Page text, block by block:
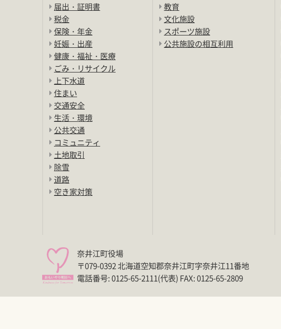
届出・証明書
税金
保険・年金
妊娠・出産
健康・福祉・医療
ごみ・リサイクル
上下水道
住まい
交通安全
生活・環境
公共交通
コミュニティ
土地取引
除雪
道路
空き家対策
教育
文化施設
スポーツ施設
公共施設の相互利用
奈井江町役場
〒079-0392 北海道空知郡奈井江町字奈井江11番地
電話番号: 0125-65-2111(代表) FAX: 0125-65-2809